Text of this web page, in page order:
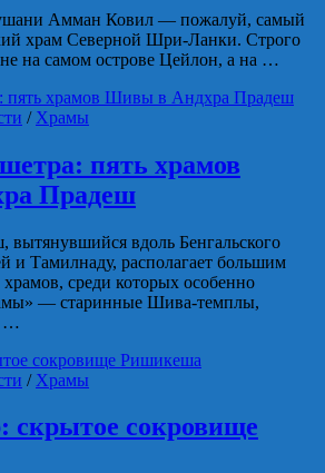
Амман Ковил — пожалуй, самый
храм Северной Шри-Ланки. Строго
не на самом острове Цейлон, а на …
/ Храмы
пять храмов
Прадеш
вдоль Бенгальского
и Тамилнаду, располагает большим
среди которых особенно
— старинные Шива-темплы,
…
/ Храмы
сокровище